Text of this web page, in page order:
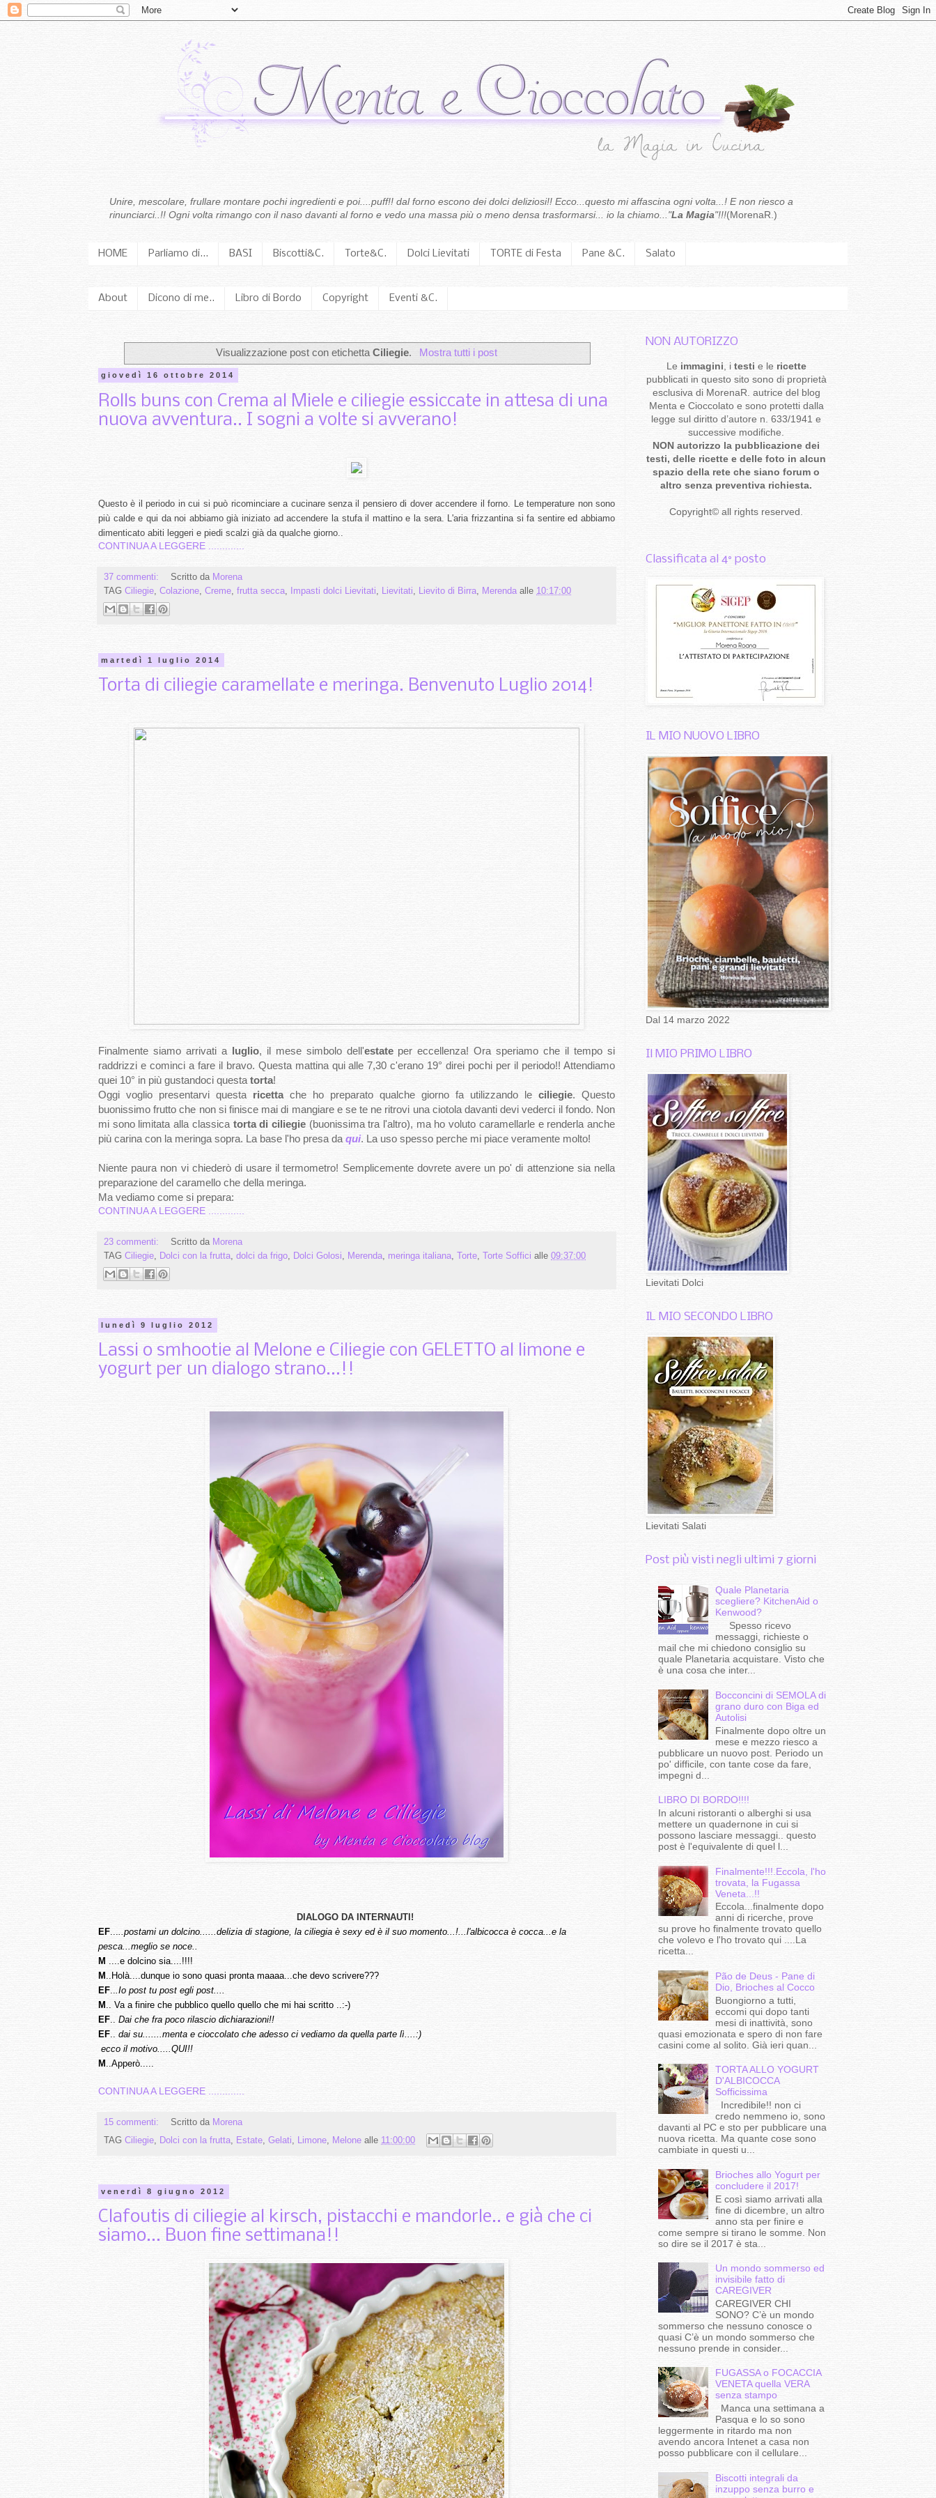
Unire, mescolare, frullare montare pochi ingredienti e poi....puff!! dal forno escono dei dolci deliziosi!! Ecco...questo mi affascina ogni volta...! E non riesco a
rinunciarci..!! Ogni volta rimango con il naso davanti al forno e vedo una massa più o meno densa trasformarsi... io la chiamo..."La Magia"!!!(MorenaR.)
HOME Parliamo di... BASI Biscotti&C. Torte&C. Dolci Lievitati TORTE di Festa Pane &C. Salato
About Dicono di me.. Libro di Bordo Copyright Eventi &C.
Visualizzazione post con etichettaCiliegie. Mostra tutti i post
giovedì 16 ottobre 2014
Rolls buns con Crema al Miele e ciliegie essiccate in attesa di una
nuova avventura.. I sogni a volte si avverano!
Questo è il periodo in cui si può ricominciare a cucinare senza il pensiero di dover accendere il forno. Le temperature non sono
più calde e qui da noi abbiamo già iniziato ad accendere la stufa il mattino e la sera. L'aria frizzantina si fa sentire ed abbiamo
dimenticato abiti leggeri e piedi scalzi già da qualche giorno..
CONTINUA A LEGGERE .............
37 commenti: Scritto da Morena
TAG Ciliegie Colazione Creme frutta secca Impasti dolci Lievitati Lievitati Lievito di Birra Merenda alle 10:17:00
martedì 1 luglio 2014
Torta di ciliegie caramellate e meringa. Benvenuto Luglio 2014!
Finalmente siamo arrivati a luglio, il mese simbolo dell'estateper eccellenza! Ora speriamo che il tempo si
raddrizzi e cominci a fare il bravo. Questa mattina qui alle 7,30 c'erano 19° direi pochi per il periodo!! Attendiamo
quei 10° in più gustandoci questa torta!
Oggi voglio presentarvi questa ricetta che ho preparato qualche giorno fa utilizzando le ciliegie. Questo
buonissimo frutto che non si finisce mai di mangiare e se te ne ritrovi una ciotola davanti devi vederci il fondo. Non
mi sono limitata alla classica torta di ciliegie(buonissima tra l'altro), ma ho voluto caramellarle e renderla anche
più carina con la meringa sopra. La base l'ho presa da qui. La uso spesso perche mi piace veramente molto!
Niente paura non vi chiederò di usare il termometro! Semplicemente dovrete avere un po' di attenzione sia nella
preparazione del caramello che della meringa.
Ma vediamo come si prepara:
CONTINUA A LEGGERE .............
23 commenti: Scritto da Morena
TAG Ciliegie, Dolci con la frutta, dolci da frigo, Dolci Golosi, Merenda, meringa italiana, Torte, Torte Soffici alle 09:37:00
lunedì 9 luglio 2012
Lassi o smhootie al Melone e Ciliegie con GELETTO al limone e
yogurt per un dialogo strano...!!
DIALOGO DA INTERNAUTI!
EF.....postami un dolcino......delizia di stagione, la ciliegia è sexy ed è il suo momento...!...l'albicocca è cocca...e la
pesca...meglio se noce..
M ....e dolcino sia....!!!!
M ..Holà....dunque io sono quasi pronta maaaa...che devo scrivere???
EF...Io post tu post egli post....
M .. Va a finire che pubblico quello quello che mi hai scritto ..:-)
EF.. Dai che fra poco rilascio dichiarazioni!!
EF.. dai su.......menta e cioccolato che adesso ci vediamo da quella parte lì....:)
ecco il motivo.....QUI!!
M ..Apperò.....
CONTINUA A LEGGERE .............
15 commenti: Scritto da Morena
TAG Ciliegie Dolci con la frutta Estate Gelati Limone Melone alle 11:00:00
venerdì 8 giugno 2012
Clafoutis di ciliegie al kirsch, pistacchi e mandorle.. e già che ci
siamo... Buon fine settimana!!
NON AUTORIZZO
Le immagini , i testi e le ricette
pubblicati in questo sito sono di proprietà
esclusiva di MorenaR. autrice del blog
Menta e Cioccolato e sono protetti dalla
legge sul diritto d’autore n. 633/1941 e
successive modifiche.
NON autorizzo la pubblicazione dei
testi, delle ricette e delle foto in alcun
spazio della rete che siano forum o
altro senza preventiva richiesta.
Copyright© all rights reserved
Classificata al 4° posto
IL MIO NUOVO LIBRO
Dal 14 marzo 2022
Il MIO PRIMO LIBRO
Lievitati Dolci
IL MIO SECONDO LIBRO
Lievitati Salati
Post più visti negli ultimi 7 giorni
Quale Planetaria
scegliere? KitchenAid o
Kenwood?
Spesso ricevo
messaggi, richieste o
mail che mi chiedono consiglio su
quale Planetaria acquistare. Visto che
è una cosa che inter...
Bocconcini di SEMOLA di
grano duro con Biga ed
Autolisi
Finalmente dopo oltre un
mese e mezzo riesco a
pubblicare un nuovo post. Periodo un
po' difficile, con tante cose da fare,
impegni d...
LIBRO DI BORDO!!!!
In alcuni ristoranti o alberghi si usa
mettere un quadernone in cui si
possono lasciare messaggi.. questo
post è l'equivalente di quel l...
Finalmente!!!.Eccola, l'ho
trovata, la Fugassa
Veneta...!!
Eccola...finalmente dopo
anni di ricerche, prove
su prove ho finalmente trovato quello
che volevo e l'ho trovato qui ....La
ricetta...
Pão de Deus - Pane di
Dio, Brioches al Cocco
Buongiorno a tutti,
eccomi qui dopo tanti
mesi di inattività, sono
quasi emozionata e spero di non fare
casini come al solito. Già ieri quan...
TORTA ALLO YOGURT
D'ALBICOCCA
Sofficissima
Incredibile!! non ci
credo nemmeno io, sono
davanti al PC e sto per pubblicare una
nuova ricetta. Ma quante cose sono
cambiate in questi u...
Brioches allo Yogurt per
concludere il 2017!
E così siamo arrivati alla
fine di dicembre, un altro
anno sta per finire e
come sempre si tirano le somme. Non
so dire se il 2017 è sta...
Un mondo sommerso ed
invisibile fatto di
CAREGIVER
CAREGIVER CHI
SONO? C’è un mondo
sommerso che nessuno conosce o
quasi C’è un mondo sommerso che
nessuno prende in consider...
FUGASSA o FOCACCIA
VENETA quella VERA
senza stampo
Manca una settimana a
Pasqua e lo so sono
leggermente in ritardo ma non
avendo ancora Intenet a casa non
posso pubblicare con il cellulare...
Biscotti integrali da
inzuppo senza burro e